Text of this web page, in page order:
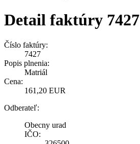
Detail faktúry 7427
Číslo faktúry:
7427
Popis plnenia:
Matriál
Cena:
161,20 EUR
Odberateľ:
Obecny urad
IČO: